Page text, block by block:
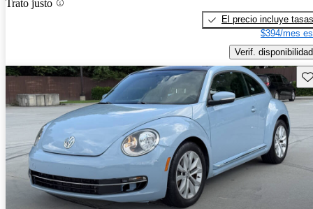
Trato justo
El precio incluye tasas
$394/mes
Verif. disponibilidad